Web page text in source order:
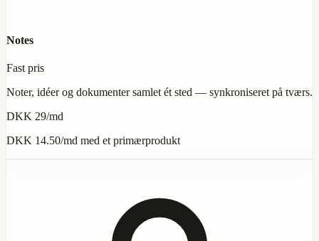
Notes
Fast pris
Noter, idéer og dokumenter samlet ét sted — synkroniseret på tværs.
DKK 29/md
DKK 14.50/md med et primærprodukt